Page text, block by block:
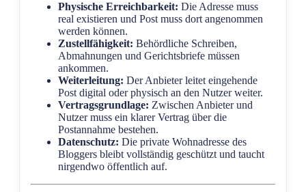
Physische Erreichbarkeit: Die Adresse muss
real existieren und Post muss dort angenommen
werden können.
Zustellfähigkeit: Behördliche Schreiben,
Abmahnungen und Gerichtsbriefe müssen
ankommen.
Weiterleitung: Der Anbieter leitet eingehende
Post digital oder physisch an den Nutzer weiter.
Vertragsgrundlage: Zwischen Anbieter und
Nutzer muss ein klarer Vertrag über die
Postannahme bestehen.
Datenschutz: Die private Wohnadresse des
Bloggers bleibt vollständig geschützt und taucht
nirgendwo öffentlich auf.